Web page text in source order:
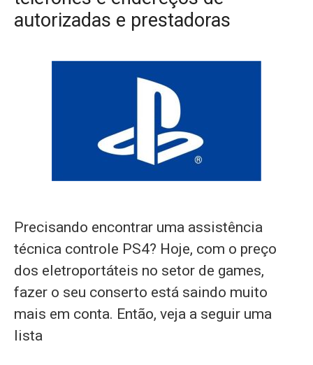
autorizadas e prestadoras
Precisando encontrar uma assistência
técnica controle PS4? Hoje, com o preço
dos eletroportáteis no setor de games,
fazer o seu conserto está saindo muito
mais em conta. Então, veja a seguir uma
lista